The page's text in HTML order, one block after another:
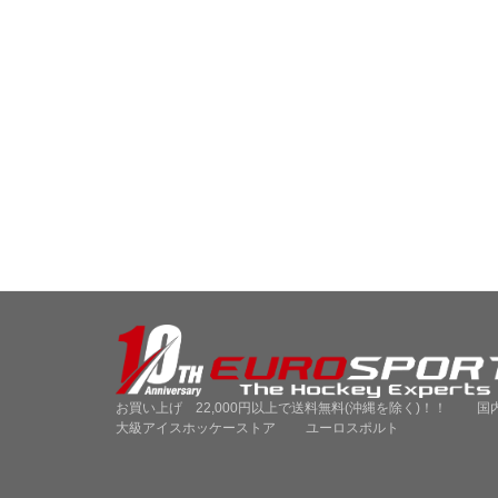
お買い上げ 22,000円以上で送料無料(沖縄を除く)！！ 国
大級アイスホッケーストア ユーロスポルト